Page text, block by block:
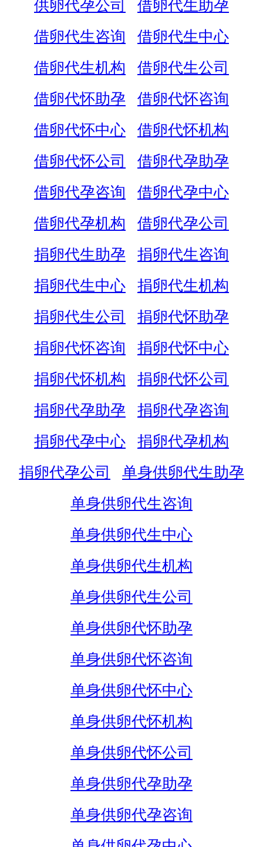
供卵代孕公司
借卵代生助孕
借卵代生咨询
借卵代生中心
借卵代生机构
借卵代生公司
借卵代怀助孕
借卵代怀咨询
借卵代怀中心
借卵代怀机构
借卵代怀公司
借卵代孕助孕
借卵代孕咨询
借卵代孕中心
借卵代孕机构
借卵代孕公司
捐卵代生助孕
捐卵代生咨询
捐卵代生中心
捐卵代生机构
捐卵代生公司
捐卵代怀助孕
捐卵代怀咨询
捐卵代怀中心
捐卵代怀机构
捐卵代怀公司
捐卵代孕助孕
捐卵代孕咨询
捐卵代孕中心
捐卵代孕机构
捐卵代孕公司
单身供卵代生助孕
单身供卵代生咨询
单身供卵代生中心
单身供卵代生机构
单身供卵代生公司
单身供卵代怀助孕
单身供卵代怀咨询
单身供卵代怀中心
单身供卵代怀机构
单身供卵代怀公司
单身供卵代孕助孕
单身供卵代孕咨询